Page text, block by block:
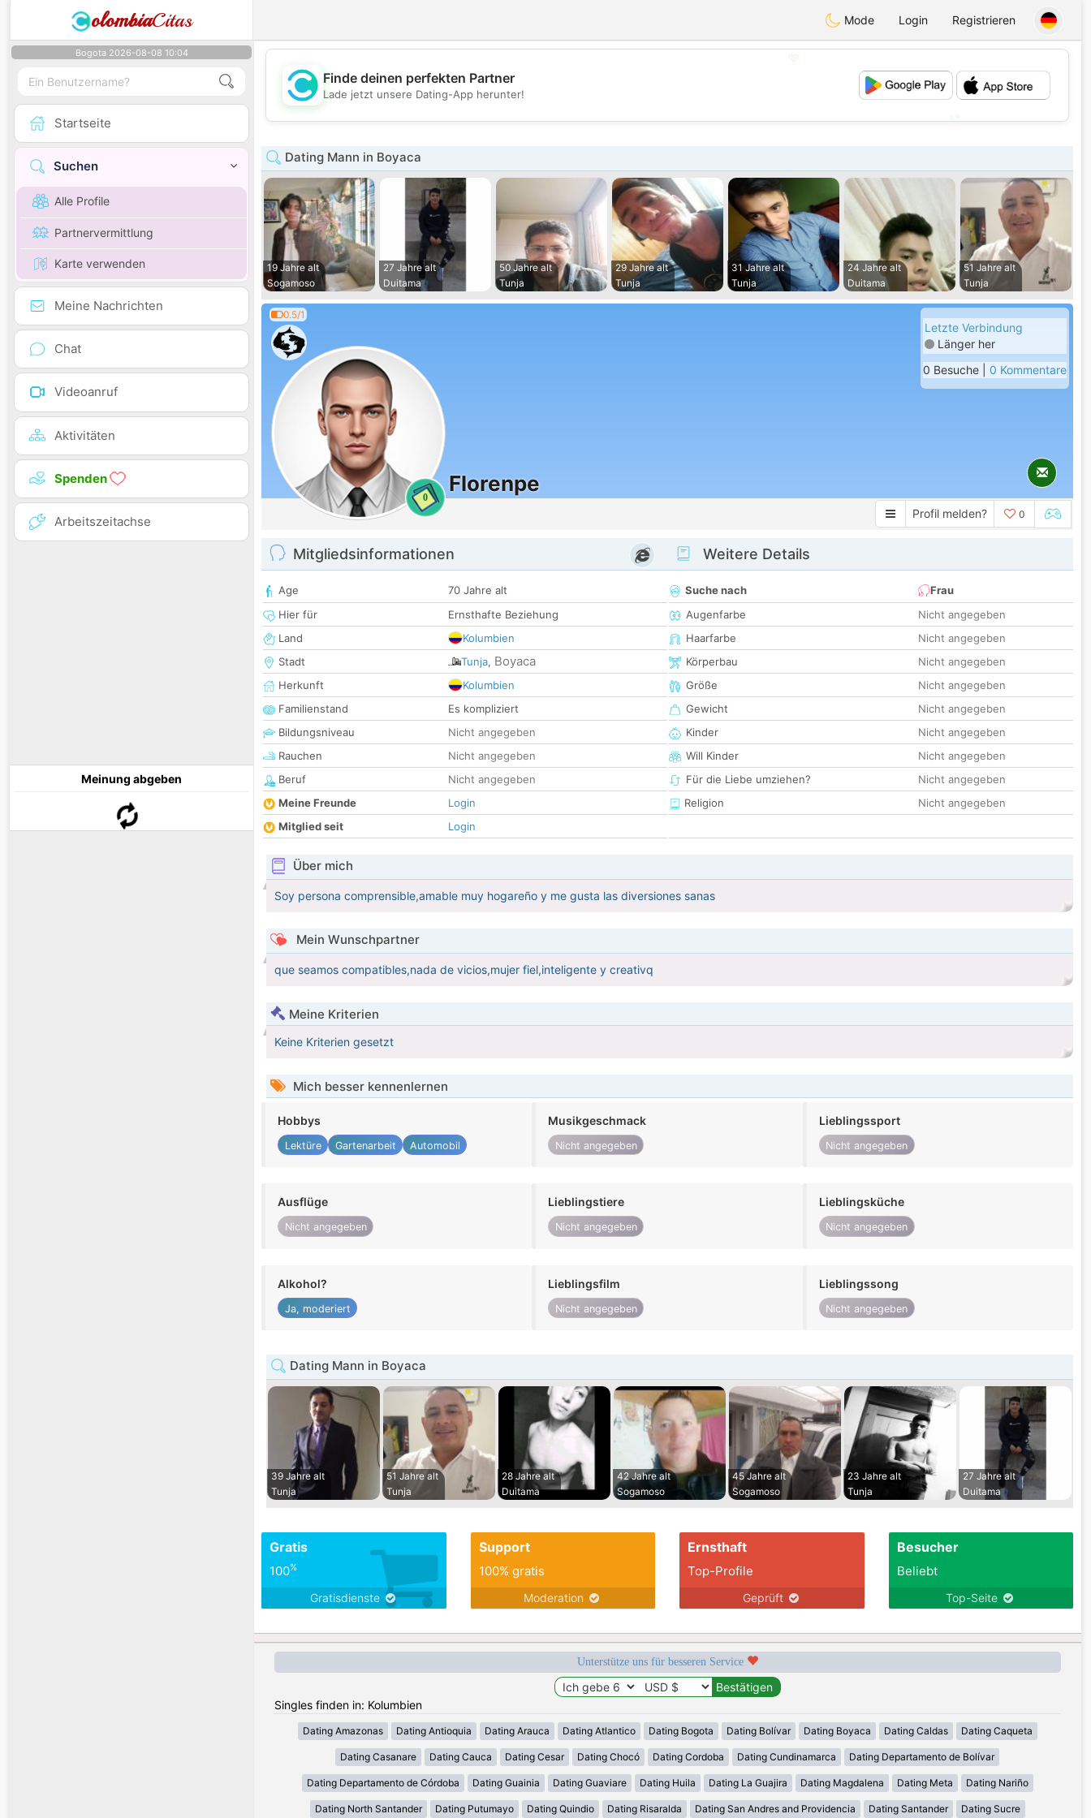
olombiaCitas Mode Login Registrieren
Bogota 2026-08-08 10:04
Startseite
Suchen
Alle Profile
Partnervermittlung
Karte verwenden
Meine Nachrichten
Chat
Videoanruf
Aktivitäten
Spenden
Arbeitszeitachse
Meinung abgeben
💖
💕
Finde deinen perfekten Partner
Lade jetzt unsere Dating-App herunter!
Dating Mann in Boyaca
19 Jahre alt
Sogamoso
27 Jahre alt
Duitama
50 Jahre alt
Tunja
29 Jahre alt
Tunja
31 Jahre alt
Tunja
24 Jahre alt
Duitama
51 Jahre alt
Tunja
0.5/1
0
Florenpe
Letzte Verbindung
Länger her
0 Besuche | 0 Kommentare
Profil melden? 0
Mitgliedsinformationen
Age
70 Jahre alt
Hier für
Ernsthafte Beziehung
Land
Kolumbien
Stadt
Tunja, Boyaca
Herkunft
Kolumbien
Familienstand
Es kompliziert
Bildungsniveau
Nicht angegeben
Rauchen
Nicht angegeben
Beruf
Nicht angegeben
Meine Freunde
Login
Mitglied seit
Login
Weitere Details
Suche nach
Frau
Augenfarbe
Nicht angegeben
Haarfarbe
Nicht angegeben
Körperbau
Nicht angegeben
Größe
Nicht angegeben
Gewicht
Nicht angegeben
Kinder
Nicht angegeben
Will Kinder
Nicht angegeben
Für die Liebe umziehen?
Nicht angegeben
Religion
Nicht angegeben
Über mich
Soy persona comprensible,amable muy hogareño y me gusta las diversiones sanas
Mein Wunschpartner
que seamos compatibles,nada de vicios,mujer fiel,inteligente y creativq
Meine Kriterien
Keine Kriterien gesetzt
Mich besser kennenlernen
Hobbys
Lektüre Gartenarbeit Automobil
Musikgeschmack
Nicht angegeben
Lieblingssport
Nicht angegeben
Ausflüge
Nicht angegeben
Lieblingstiere
Nicht angegeben
Lieblingsküche
Nicht angegeben
Alkohol?
Ja, moderiert
Lieblingsfilm
Nicht angegeben
Lieblingssong
Nicht angegeben
Dating Mann in Boyaca
39 Jahre alt
Tunja
51 Jahre alt
Tunja
28 Jahre alt
Duitama
42 Jahre alt
Sogamoso
45 Jahre alt
Sogamoso
23 Jahre alt
Tunja
27 Jahre alt
Duitama
Gratis
100%
Gratisdienste
Support
100% gratis
Moderation
Ernsthaft
Top-Profile
Geprüft
Besucher
Beliebt
Top-Seite
Unterstütze uns für besseren Service
Singles finden in: Kolumbien
Dating Amazonas Dating Antioquia Dating Arauca Dating Atlantico Dating Bogota Dating Bolívar Dating Boyaca Dating Caldas Dating Caqueta
Dating Casanare Dating Cauca Dating Cesar Dating Chocó Dating Cordoba Dating Cundinamarca Dating Departamento de Bolívar
Dating Departamento de Córdoba Dating Guainia Dating Guaviare Dating Huila Dating La Guajira Dating Magdalena Dating Meta Dating Nariño
Dating North Santander Dating Putumayo Dating Quindio Dating Risaralda Dating San Andres and Providencia Dating Santander Dating Sucre